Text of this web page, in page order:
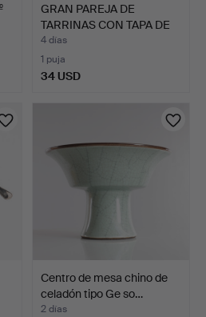
GRAN PAREJA DE
TARRINAS CON TAPA DE
PORCEL…
4 días
1 puja
34 USD
Centro de mesa chino de
celadón tipo Ge so…
2 días